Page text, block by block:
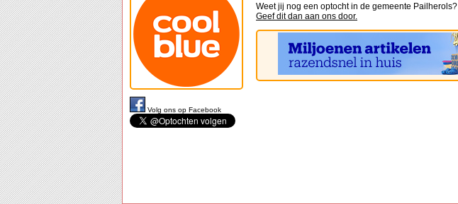
Weet jij nog een optocht in de gemeente Pailherols?
Geef dit dan aan ons door.
Volg ons op Facebook